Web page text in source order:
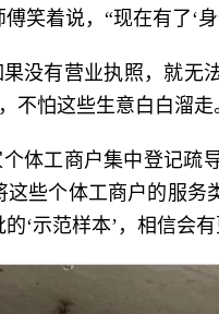
笑着说，“现在有了‘
没有营业执照，就无
不怕这些生意白白溜走
体工商户集中登记疏
这些个体工商户的服
‘示范样本’，相信会